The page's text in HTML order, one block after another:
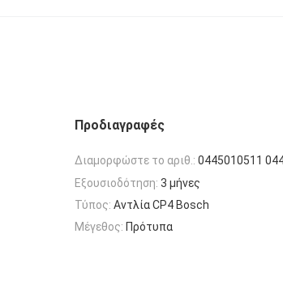
Προδιαγραφές
Διαμορφώστε το αριθ.: 0445010511
Εξουσιοδότηση: 3 μήνες
Τύπος: Αντλία CP4 Bosch
Μέγεθος: Πρότυπα